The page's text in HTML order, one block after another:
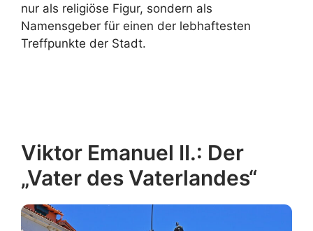
nur als religiöse Figur, sondern als
Namensgeber für einen der lebhaftesten
Treffpunkte der Stadt.
Viktor Emanuel II.: Der
„Vater des Vaterlandes“